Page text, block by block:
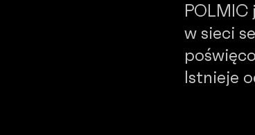
w sieci
Istnieje